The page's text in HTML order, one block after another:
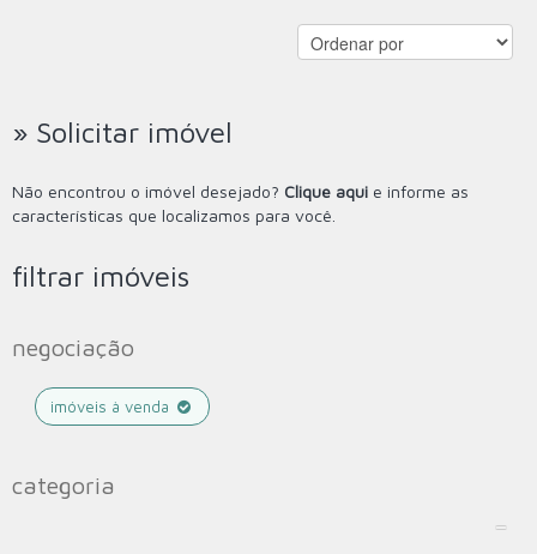
» Solicitar imóvel
Não encontrou o imóvel desejado? Clique aqui e informe as
características que localizamos para você.
filtrar imóveis
negociação
imóveis à venda
categoria